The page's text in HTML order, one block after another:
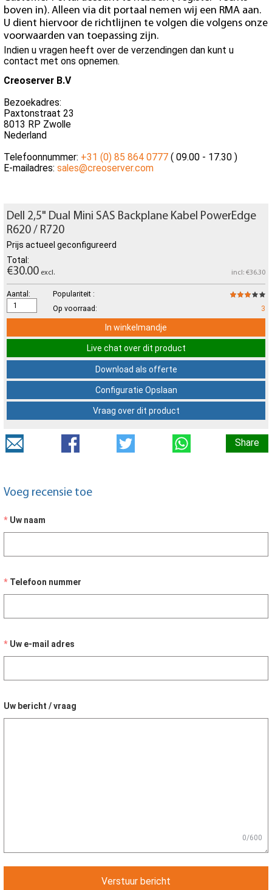
boven in). Alleen via dit portaal nemen wij een RMA aan.
U dient hiervoor de richtlijnen te volgen die volgens onze
voorwaarden van toepassing zijn.
Indien u vragen heeft over de verzendingen dan kunt u
contact met ons opnemen.
Creoserver B.V
Bezoekadres:
Paxtonstraat 23
8013 RP Zwolle
Nederland
Telefoonnummer: +31 (0) 85 864 0777 ( 09.00 - 17.30 )
E-mailadres: sales@creoserver.com
Dell 2,5" Dual Mini SAS Backplane Kabel PowerEdge
R620 / R720
Prijs actueel geconfigureerd
Total:
€30.00 excl. incl: €36.30
Aantal:
Populariteit :
Op voorraad:
3
In winkelmandje
Live chat over dit product
Download als offerte
Configuratie Opslaan
Vraag over dit product
Share
Voeg recensie toe
Uw naam
Telefoon nummer
Uw e-mail adres
Uw bericht / vraag
0/600
Verstuur bericht